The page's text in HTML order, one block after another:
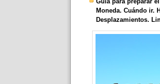
Moneda. Cuándo ir.
Desplazamientos.